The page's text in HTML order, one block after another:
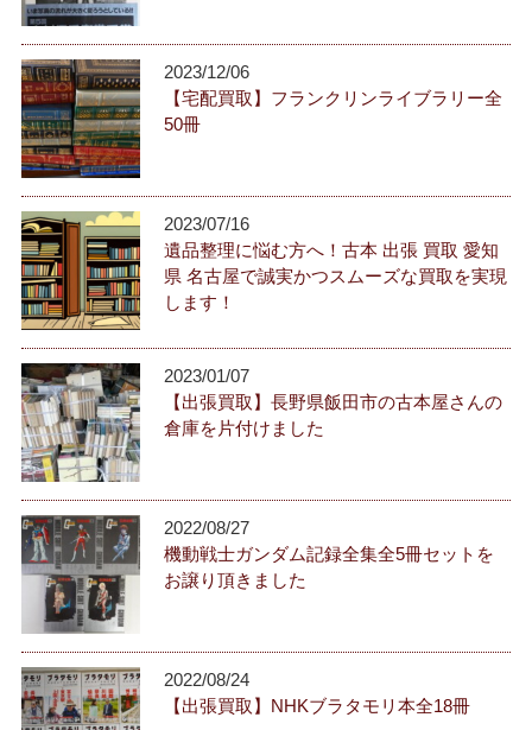
2023/12/06
【宅配買取】フランクリンライブラリー全
50冊
2023/07/16
遺品整理に悩む方へ！古本 出張 買取 愛知
県 名古屋で誠実かつスムーズな買取を実現
します！
2023/01/07
【出張買取】長野県飯田市の古本屋さんの
倉庫を片付けました
2022/08/27
機動戦士ガンダム記録全集全5冊セットを
お譲り頂きました
2022/08/24
【出張買取】NHKブラタモリ本全18冊